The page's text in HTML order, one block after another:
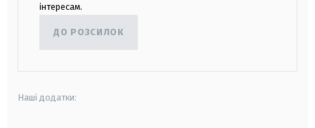
інтересам.
ДО РОЗСИЛОК
Наші додатки: